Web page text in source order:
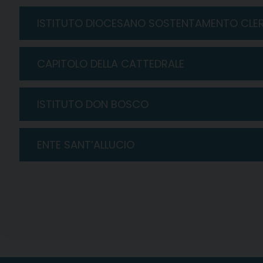
ISTITUTO DIOCESANO SOSTENTAMENTO
CAPITOLO DELLA CATTEDRALE
ISTITUTO DON BOSCO
ENTE SANT’ALLUCIO